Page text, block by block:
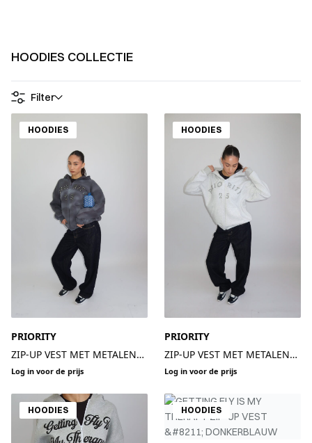
HOODIES COLLECTIE
Filter
HOODIES
PRIORITY
ZIP-UP VEST MET METALEN
STUDS – GEWASSEN
Log in voor de prijs
HOODIES
PRIORITY
ZIP-UP VEST MET METALEN
STUDS – LICHTGRIJS
Log in voor de prijs
HOODIES HOODIES